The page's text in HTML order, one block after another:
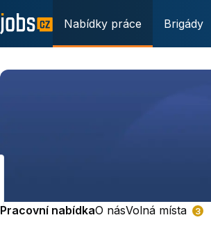
Nabídky práce Brigády
Pracovní nabídkaO násVolná místa 3